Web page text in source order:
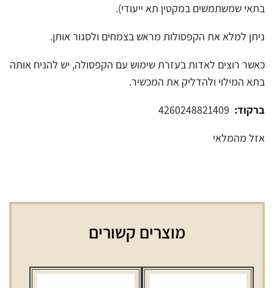
בתאי שמשתמשים במקטין תא ייעודי).
ניתן למלא את הקפסולות מראש בצמחים ולסגור אותן.
כאשר רוצים לאדות בעזרת שימוש עם הקפסולה, יש להניח אותה
בתא המילוי ולהדליק את המכשיר.
ברקוד:
אזל מהמלאי
מוצרים קשורים